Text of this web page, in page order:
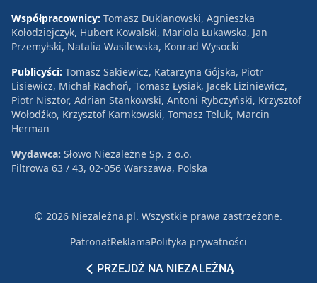
PRZEJDŹ NA NIEZALEŻNĄ
Współpracownicy: Tomasz Duklanowski, Agnieszka
Kołodziejczyk, Hubert Kowalski, Mariola Łukawska, Jan
Przemyłski, Natalia Wasilewska, Konrad Wysocki
Publicyści: Tomasz Sakiewicz, Katarzyna Gójska, Piotr
Lisiewicz, Michał Rachoń, Tomasz Łysiak, Jacek Liziniewicz,
Piotr Nisztor, Adrian Stankowski, Antoni Rybczyński, Krzysztof
Wołodźko, Krzysztof Karnkowski, Tomasz Teluk, Marcin
Herman
Wydawca: Słowo Niezależne Sp. z o.o.
Filtrowa 63 / 43, 02-056 Warszawa, Polska
© 2026 Niezależna.pl. Wszystkie prawa zastrzeżone.
PatronatReklamaPolityka prywatności